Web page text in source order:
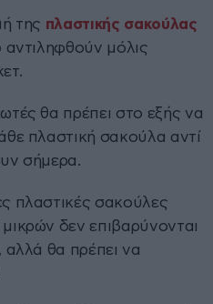
της πλαστικής σακούλας
αντιληφθούν μόλις
θα πρέπει στο εξής να
πλαστική σακούλα αντί
σήμερα.
πλαστικές σακούλες
δεν επιβαρύνονται
αλλά θα πρέπει να